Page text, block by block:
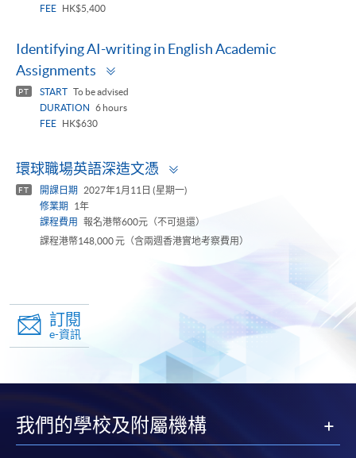
FEE
HK$5,400
Identifying AI-writing in English Academic
Assignments
PT START To be advised
DURATION
6 hours
FEE
HK$630
環球職場英語深造文憑
FT 開課日期
2027年1月11日 (星期一)
修業期
1年
課程費用
報名港幣600元（不可退還）
課程港幣148,000 元（含兩週香港實地考察費用）
訂閱
e-資訊
我們的學校及附屬機構